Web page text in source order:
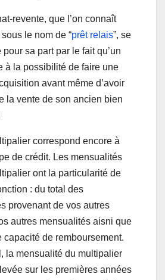
revente, que l’on connaît
le nom de “prêt relais”, se
sa part par le fait qu’un
à la possibilité de faire une
avant même d’avoir
la vente de son ancien bien
correspond encore à
de crédit. Les mensualités
ont la particularité de
: du total des
provenant de vos autres
autres mensualités aisni que
capacité de remboursement.
la mensualité du multipalier
sur les premières années